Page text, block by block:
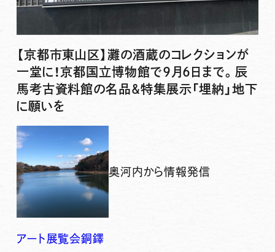
【京都市東山区】灘の酒蔵のコレクションが
一堂に！京都国立博物館で9月6日まで。辰
馬考古資料館の名品&特集展示「埋納」地下
に願いを
奥河内から情報発信
アート 展覧会銅鐸